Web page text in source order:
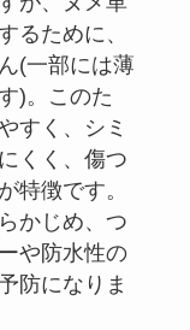
るために、
(一部には薄
)。このた
すく、シミ
くく、傷つ
特徴です。
かじめ、つ
や防水性の
防になりま